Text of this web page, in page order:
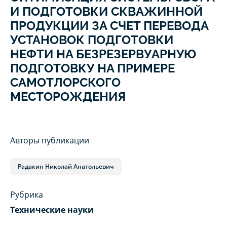
И ПОДГОТОВКИ СКВАЖИННОЙ
ПРОДУКЦИИ ЗА СЧЕТ ПЕРЕВОДА
УСТАНОВОК ПОДГОТОВКИ
НЕФТИ НА БЕЗРЕЗЕРВУАРНУЮ
ПОДГОТОВКУ НА ПРИМЕРЕ
САМОТЛОРСКОГО
МЕСТОРОЖДЕНИЯ
Авторы публикации
Радакин Николай Анатольевич
Рубрика
Технические науки